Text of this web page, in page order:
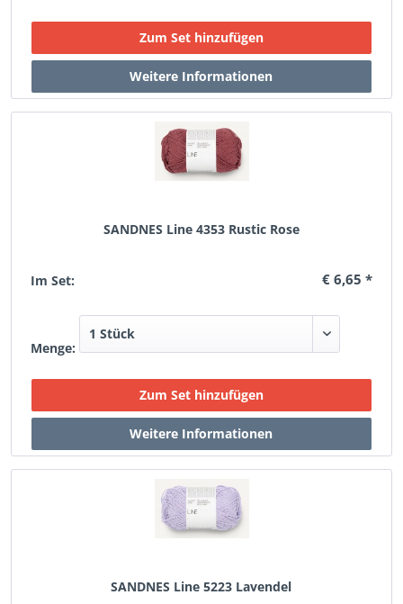
SANDNES Line 4353 Rustic Rose
Im Set: € 6,65 *
Menge:
SANDNES Line 5223 Lavendel